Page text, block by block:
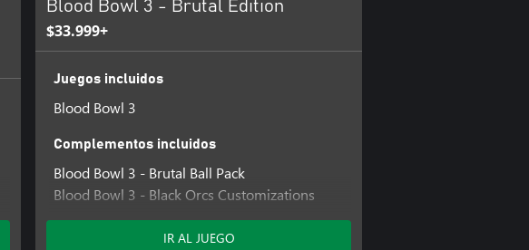
Blood Bowl 3 - Brutal Edition
$33.999+
Juegos incluidos
Blood Bowl 3
Complementos incluidos
Blood Bowl 3 - Brutal Ball Pack
Blood Bowl 3 - Black Orcs Customizations
Blood Bowl 3 - Imperial Nobility
IR AL JUEGO